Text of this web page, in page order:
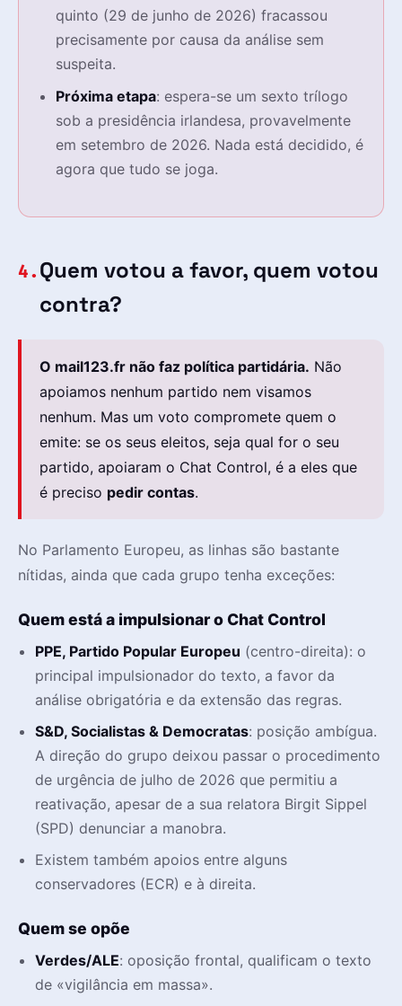
quinto (29 de junho de 2026) fracassou
precisamente por causa da análise sem
suspeita.
Próxima etapa: espera-se um sexto trílogo
sob a presidência irlandesa, provavelmente
em setembro de 2026. Nada está decidido, é
agora que tudo se joga.
4. Quem votou a favor, quem votou
contra?
O mail123.fr não faz política partidária. Não
apoiamos nenhum partido nem visamos
nenhum. Mas um voto compromete quem o
emite: se os seus eleitos, seja qual for o seu
partido, apoiaram o Chat Control, é a eles que
é preciso pedir contas.
No Parlamento Europeu, as linhas são bastante
nítidas, ainda que cada grupo tenha exceções:
Quem está a impulsionar o Chat Control
PPE, Partido Popular Europeu (centro-direita): o
principal impulsionador do texto, a favor da
análise obrigatória e da extensão das regras.
S&D, Socialistas & Democratas: posição ambígua.
A direção do grupo deixou passar o procedimento
de urgência de julho de 2026 que permitiu a
reativação, apesar de a sua relatora Birgit Sippel
(SPD) denunciar a manobra.
Existem também apoios entre alguns
conservadores (ECR) e à direita.
Quem se opõe
Verdes/ALE: oposição frontal, qualificam o texto
de «vigilância em massa».